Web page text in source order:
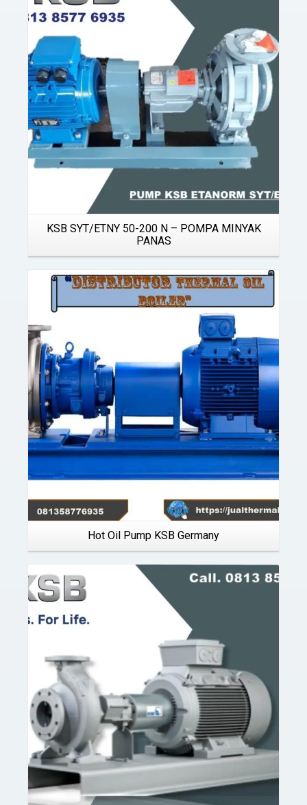
KSB SYT/ETNY 50-200 N – POMPA MINYAK
PANAS
Hot Oil Pump KSB Germany